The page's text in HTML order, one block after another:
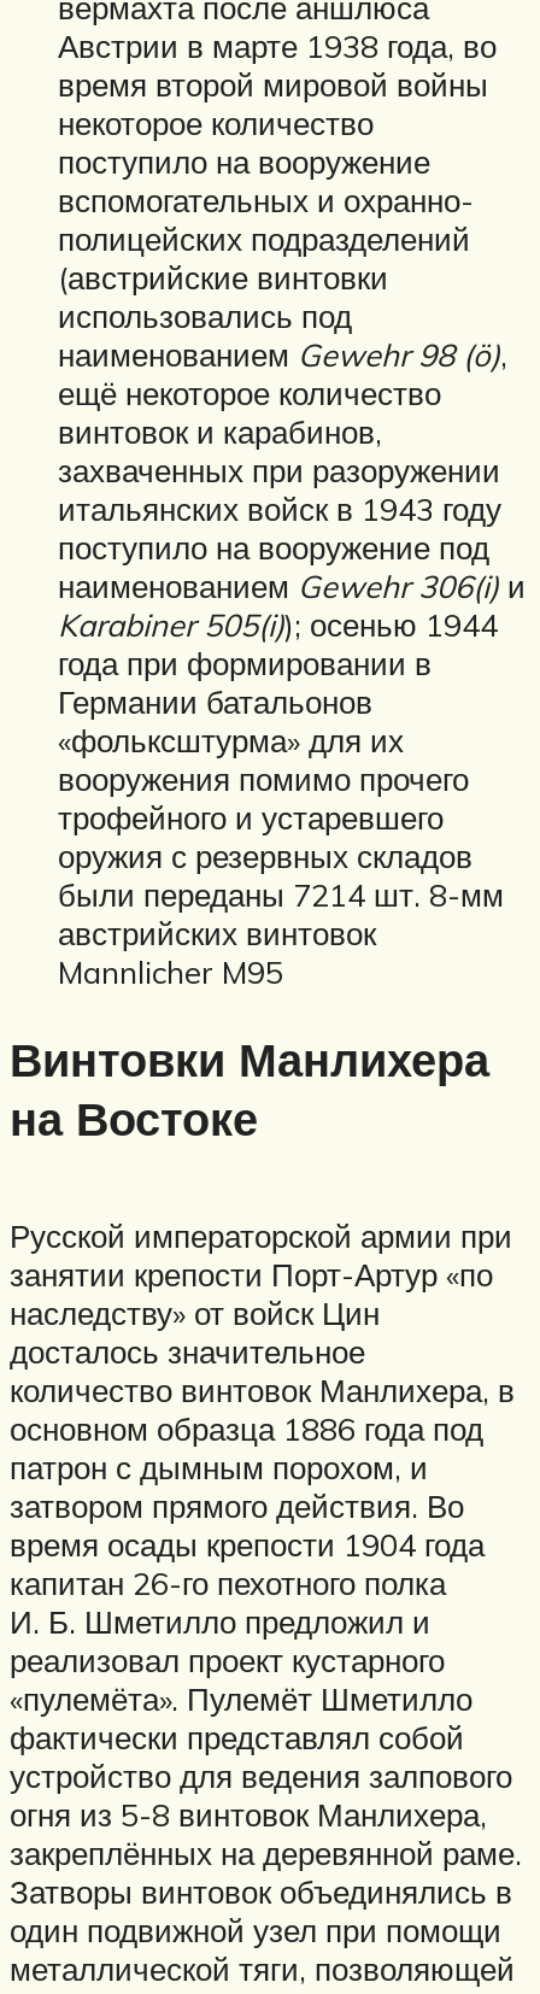
Австрии в марте 1938 года, во
время второй мировой войны
некоторое количество
поступило на вооружение
вспомогательных и охранно-
полицейских подразделений
(австрийские винтовки
использовались под
наименованием Gewehr 98 (ö),
ещё некоторое количество
винтовок и карабинов,
захваченных при разоружении
итальянских войск в 1943 году
поступило на вооружение под
наименованием Gewehr 306(i) и
Karabiner 505(i)); осенью 1944
года при формировании в
Германии батальонов
«фольксштурма» для их
вооружения помимо прочего
трофейного и устаревшего
оружия с резервных складов
были переданы 7214 шт. 8-мм
австрийских винтовок
Mannlicher M95
Винтовки Манлихера
на Востоке
Русской императорской армии при
занятии крепости Порт-Артур «по
наследству» от войск Цин
досталось значительное
количество винтовок Манлихера, в
основном образца 1886 года под
патрон с дымным порохом, и
затвором прямого действия. Во
время осады крепости 1904 года
капитан 26-го пехотного полка
И. Б. Шметилло предложил и
реализовал проект кустарного
«пулемёта». Пулемёт Шметилло
фактически представлял собой
устройство для ведения залпового
огня из 5-8 винтовок Манлихера,
закреплённых на деревянной раме.
Затворы винтовок объединялись в
один подвижной узел при помощи
металлической тяги, позволяющей